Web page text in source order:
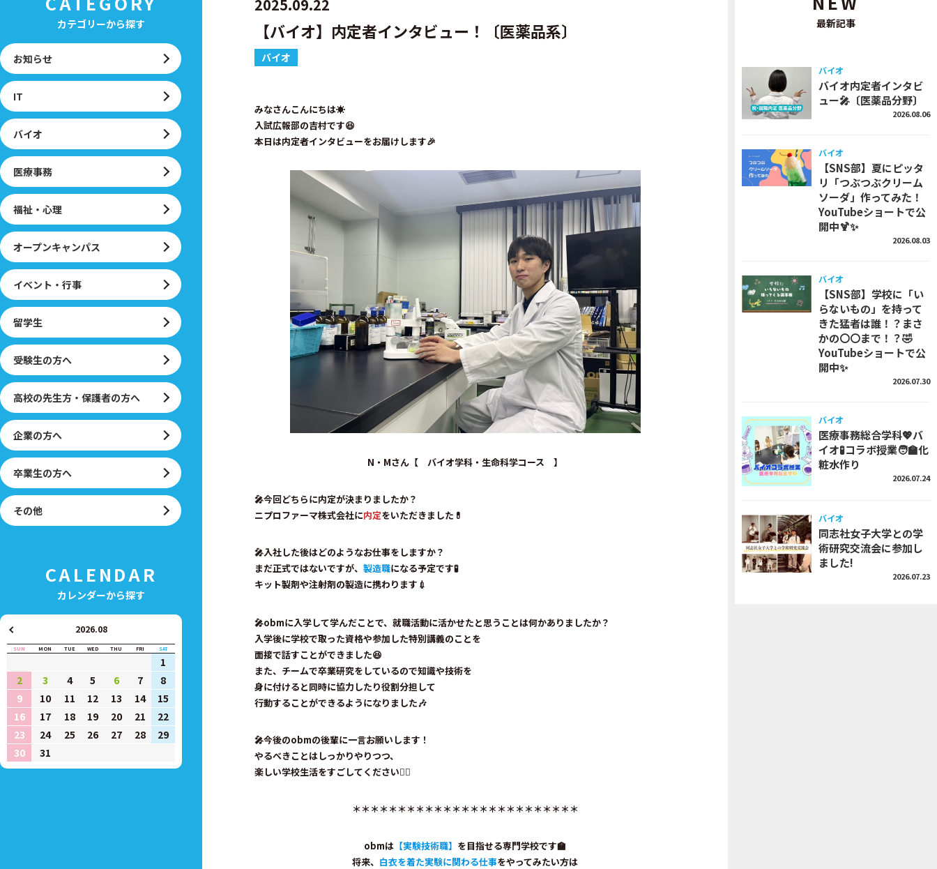
最新記事
バイオ
バイオ内定者インタビ
ュー🎤〔医薬品分野〕
2026.08.06
バイオ
【SNS部】夏にピッタ
リ「つぶつぶクリーム
ソーダ」作ってみた！
YouTubeショートで公
開中🍹✨
2026.08.03
バイオ
【SNS部】学校に「い
らないもの」を持って
きた猛者は誰！？まさ
かの〇〇まで！？🤣
YouTubeショートで公
開中✨
2026.07.30
バイオ
医療事務総合学科💖バ
イオ🧪コラボ授業🧑‍🏫化
粧水作り
2026.07.24
バイオ
同志社女子大学との学
術研究交流会に参加し
ました!
2026.07.23
2025.09.22
【バイオ】内定者インタビュー！〔医薬品系〕
バイオ
みなさんこんにちは☀️
入試広報部の吉村です😆
本日は内定者インタビューをお届けします🎉
N・Mさん【 バイオ学科・生命科学コース 】
🎤今回どちらに内定が決まりましたか？
ニプロファーマ株式会社に内定をいただきました💊
🎤入社した後はどのようなお仕事をしますか？
まだ正式ではないですが、 製造職になる予定です🧪
キット製剤や注射剤の製造に携わります💉
🎤obmに入学して学んだことで、就職活動に活かせたと思うことは何かありましたか？
入学後に学校で取った資格や参加した特別講義のことを
面接で話すことができました😆
また、チームで卒業研究をしているので知識や技術を
身に付けると同時に協力したり役割分担して
行動することができるようになりました🎶
🎤今後のobmの後輩に一言お願いします！
やるべきことはしっかりやりつつ、
楽しい学校生活をすごしてください🏋️‍♀️
＊＊＊＊＊＊＊＊＊＊＊＊＊＊＊＊＊＊＊＊＊＊＊＊＊
obmは 【実験技術職】 を目指せる専門学校です🏫
将来、 白衣を着た実験に関わる仕事をやってみたい方は
カテゴリーから探す
お知らせ
IT
バイオ
医療事務
福祉・心理
オープンキャンパス
イベント・行事
留学生
受験生の方へ
高校の先生方・保護者の方へ
企業の方へ
卒業生の方へ
その他
CALENDAR
カレンダーから探す
2026.08
SUN MON TUE WED THU FRI SAT
1
2
3 4 5 6 7
8
9
10 11 12 13 14
15
16
17 18 19 20 21
22
23
24 25 26 27 28
29
30
31